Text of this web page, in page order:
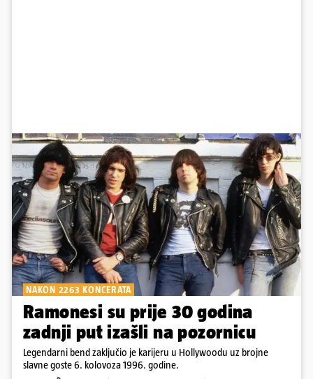
NAKON 2263 KONCERATA
Ramonesi su prije 30 godina
zadnji put izašli na pozornicu
Legendarni bend zaključio je karijeru u Hollywoodu uz brojne
slavne goste 6. kolovoza 1996. godine.